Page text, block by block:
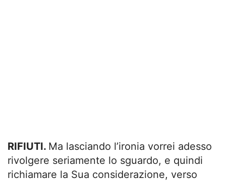
RIFIUTI. Ma lasciando l’ironia vorrei adesso
rivolgere seriamente lo sguardo, e quindi
richiamare la Sua considerazione, verso